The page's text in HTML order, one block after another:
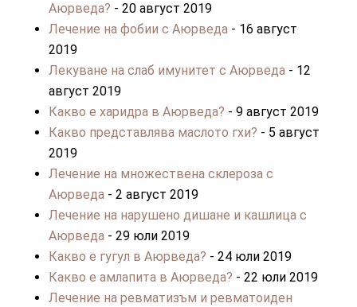
Аюрведа? - 20 август 2019
Лечение на фобии с Аюрведа- 16 август
2019
Лекуване на слаб имунитет с Аюрведа- 12
август 2019
Какво е харидра в Аюрведа? - 9 август 2019
Какво представлява маслото гхи? - 5 август
2019
Лечение на множествена склероза с
Аюрведа- 2 август 2019
Лечение на нарушено дишане и кашлица с
Аюрведа- 29 юли 2019
Какво е гугул в Аюрведа? - 24 юли 2019
Какво е амлапита в Аюрведа? - 22 юли 2019
Лечение на ревматизъм и ревматоиден